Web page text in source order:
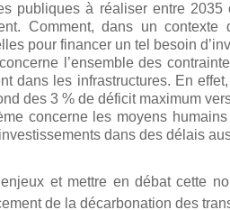
publiques à réaliser entre
Comment, dans un
pour financer un tel besoin
l’ensemble des
dans les infrastructures. En
des 3 % de déficit maximum
concerne les moyens
dans des délais
et mettre en débat cette
de la décarbonation des